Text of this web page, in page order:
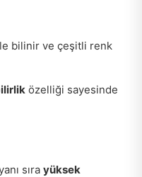
bilinir ve çeşitli renk
özelliği sayesinde
sıra yüksek